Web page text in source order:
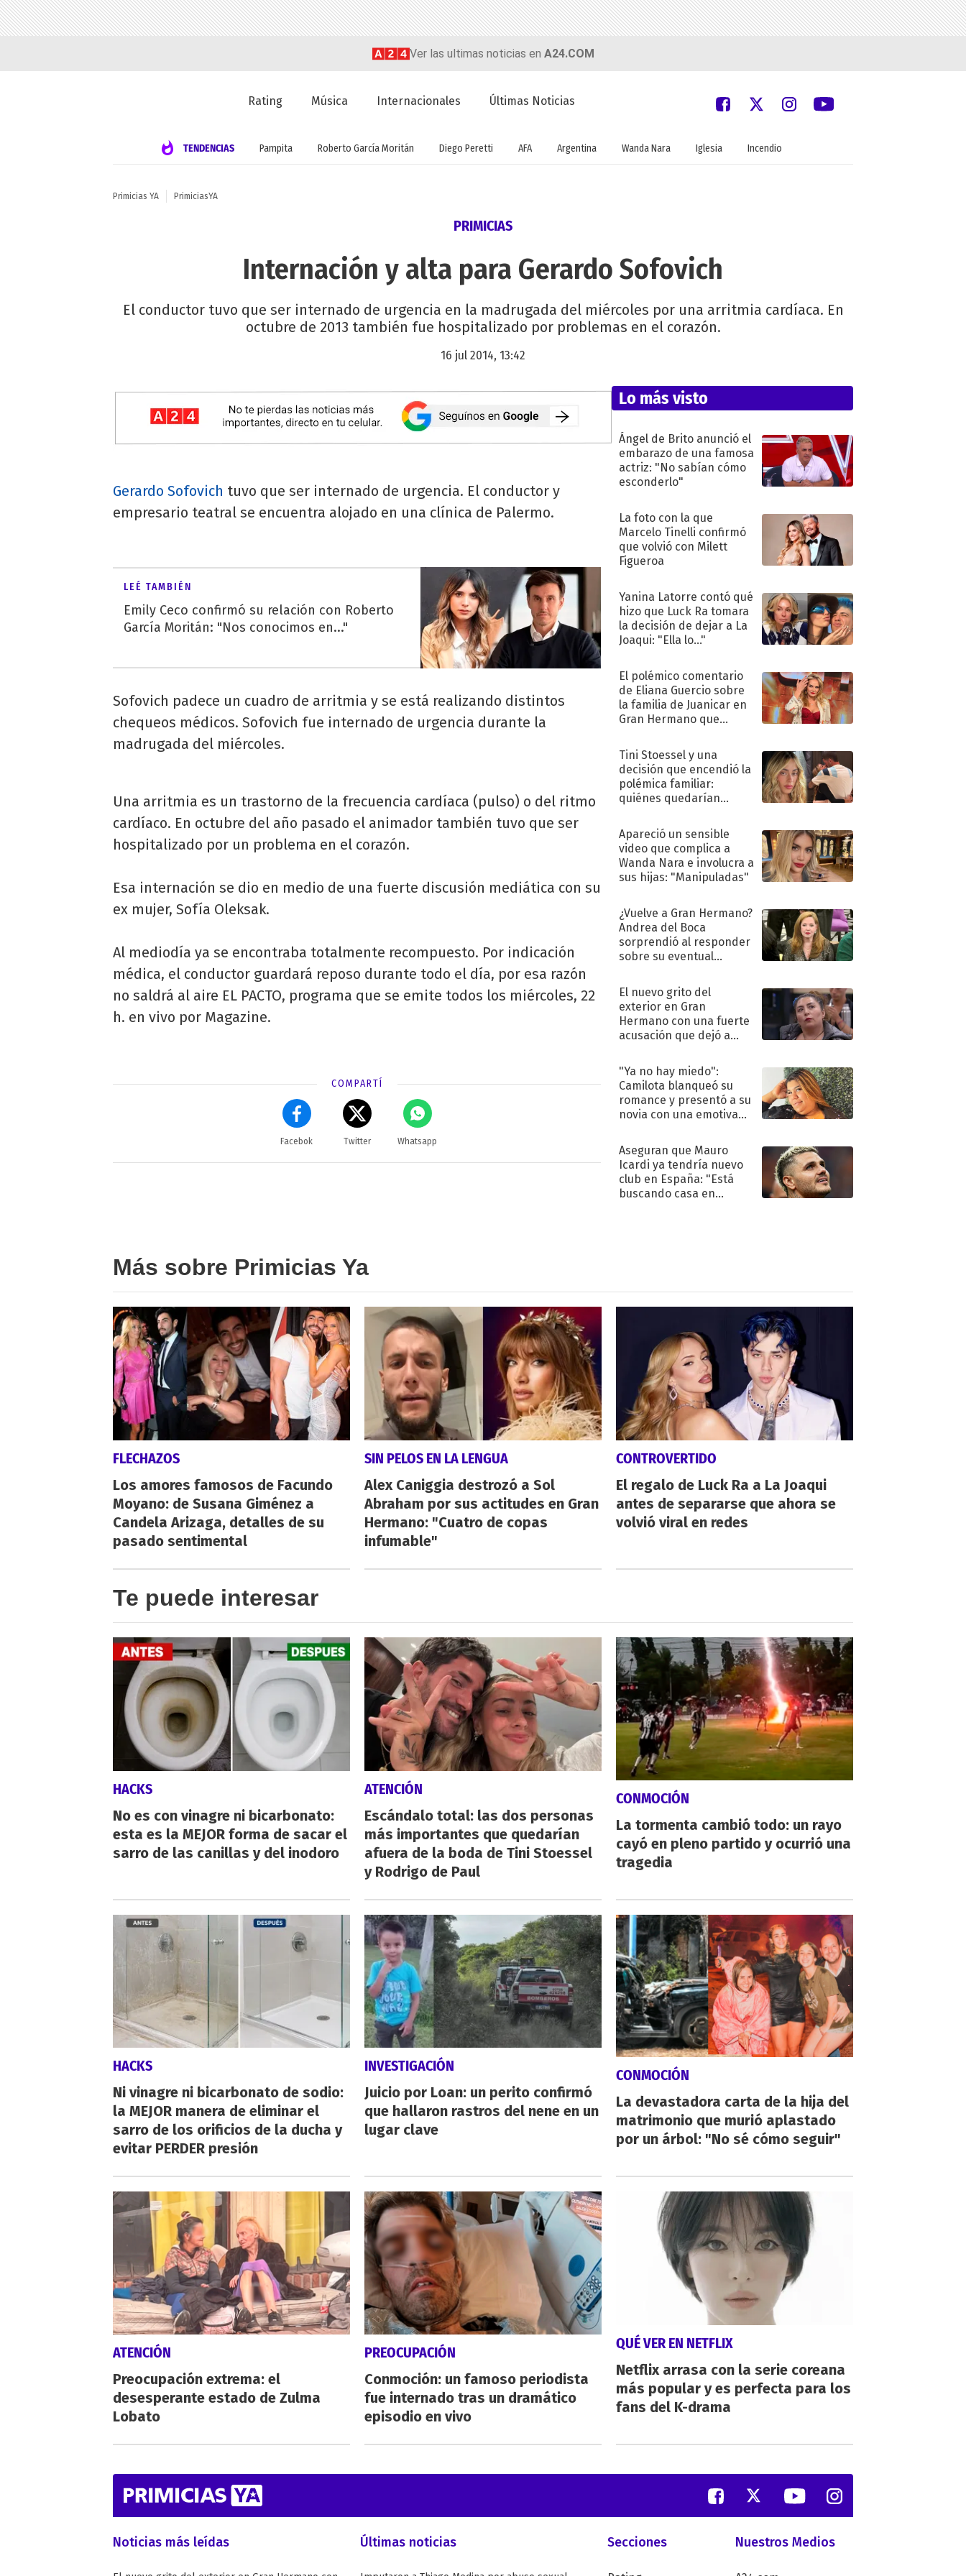
Ver las ultimas noticias en A24.COM
Rating Música Internacionales Últimas Noticias
TENDENCIAS Pampita Roberto García Moritán Diego Peretti AFA Argentina Wanda Nara Iglesia Incendio
Primicias YA PrimiciasYA
PRIMICIAS
Internación y alta para Gerardo Sofovich
El conductor tuvo que ser internado de urgencia en la madrugada del miércoles por una arritmia cardíaca. En
octubre de 2013 también fue hospitalizado por problemas en el corazón.
16 jul 2014, 13:42
Gerardo Sofovich tuvo que ser internado de urgencia. El conductor y
empresario teatral se encuentra alojado en una clínica de Palermo.
LEÉ TAMBIÉN
Emily Ceco confirmó su relación con Roberto
García Moritán: "Nos conocimos en..."
Sofovich padece un cuadro de arritmia y se está realizando distintos
chequeos médicos. Sofovich fue internado de urgencia durante la
madrugada del miércoles.
Una arritmia es un trastorno de la frecuencia cardíaca (pulso) o del ritmo
cardíaco. En octubre del año pasado el animador también tuvo que ser
hospitalizado por un problema en el corazón.
Esa internación se dio en medio de una fuerte discusión mediática con su
ex mujer, Sofía Oleksak.
Al mediodía ya se encontraba totalmente recompuesto. Por indicación
médica, el conductor guardará reposo durante todo el día, por esa razón
no saldrá al aire EL PACTO, programa que se emite todos los miércoles, 22
h. en vivo por Magazine.
COMPARTÍ
Facebok Twitter Whatsapp
Lo más visto
Ángel de Brito anunció el
embarazo de una famosa
actriz: "No sabían cómo
esconderlo"
La foto con la que
Marcelo Tinelli confirmó
que volvió con Milett
Figueroa
Yanina Latorre contó qué
hizo que Luck Ra tomara
la decisión de dejar a La
Joaqui: "Ella lo..."
El polémico comentario
de Eliana Guercio sobre
la familia de Juanicar en
Gran Hermano que
Tini Stoessel y una
decisión que encendió la
polémica familiar:
quiénes quedarían
Apareció un sensible
video que complica a
Wanda Nara e involucra a
sus hijas: "Manipuladas"
¿Vuelve a Gran Hermano?
Andrea del Boca
sorprendió al responder
sobre su eventual
El nuevo grito del
exterior en Gran
Hermano con una fuerte
acusación que dejó a
"Traidora"
"Ya no hay miedo":
Camilota blanqueó su
romance y presentó a su
novia con una emotiva
Aseguran que Mauro
Icardi ya tendría nuevo
club en España: "Está
buscando casa en
Más sobre Primicias Ya
FLECHAZOS
Los amores famosos de Facundo
Moyano: de Susana Giménez a
Candela Arizaga, detalles de su
pasado sentimental
SIN PELOS EN LA LENGUA
Alex Caniggia destrozó a Sol
Abraham por sus actitudes en Gran
Hermano: "Cuatro de copas
infumable"
CONTROVERTIDO
El regalo de Luck Ra a La Joaqui
antes de separarse que ahora se
volvió viral en redes
Te puede interesar
HACKS
No es con vinagre ni bicarbonato:
esta es la MEJOR forma de sacar el
sarro de las canillas y del inodoro
ATENCIÓN
Escándalo total: las dos personas
más importantes que quedarían
afuera de la boda de Tini Stoessel
y Rodrigo de Paul
CONMOCIÓN
La tormenta cambió todo: un rayo
cayó en pleno partido y ocurrió una
tragedia
HACKS
Ni vinagre ni bicarbonato de sodio:
la MEJOR manera de eliminar el
sarro de los orificios de la ducha y
evitar PERDER presión
INVESTIGACIÓN
Juicio por Loan: un perito confirmó
que hallaron rastros del nene en un
lugar clave
CONMOCIÓN
La devastadora carta de la hija del
matrimonio que murió aplastado
por un árbol: "No sé cómo seguir"
ATENCIÓN
Preocupación extrema: el
desesperante estado de Zulma
Lobato
PREOCUPACIÓN
Conmoción: un famoso periodista
fue internado tras un dramático
episodio en vivo
QUÉ VER EN NETFLIX
Netflix arrasa con la serie coreana
más popular y es perfecta para los
fans del K-drama
Noticias más leídas Últimas noticias Secciones Nuestros Medios